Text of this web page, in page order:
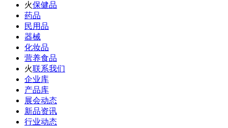
火保健品
药品
民用品
器械
化妆品
营养食品
火联系我们
企业库
产品库
展会动态
新品资讯
行业动态